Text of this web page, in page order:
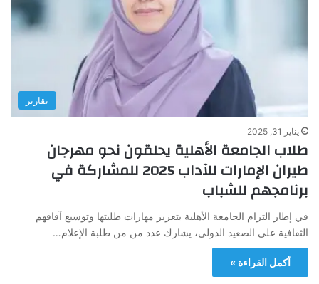
تقارير
يناير 31, 2025
طلاب الجامعة الأهلية يحلقون نحو مهرجان
طيران الإمارات للآداب 2025 للمشاركة في
برنامجهم للشباب
في إطار التزام الجامعة الأهلية بتعزيز مهارات طلبتها وتوسيع آفاقهم
الثقافية على الصعيد الدولي، يشارك عدد من من طلبة الإعلام…
أكمل القراءة »